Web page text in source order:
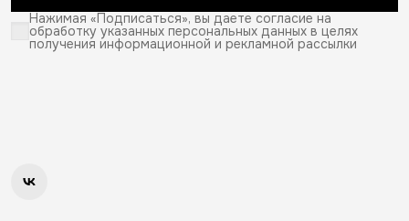
Нажимая «Подписаться», вы даете согласие на
обработку указанных персональных данных в целях
получения информационной и рекламной рассылки